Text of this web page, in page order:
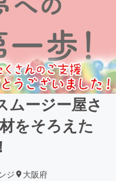
ムージー屋さ
をそろえた
ジ 大阪府